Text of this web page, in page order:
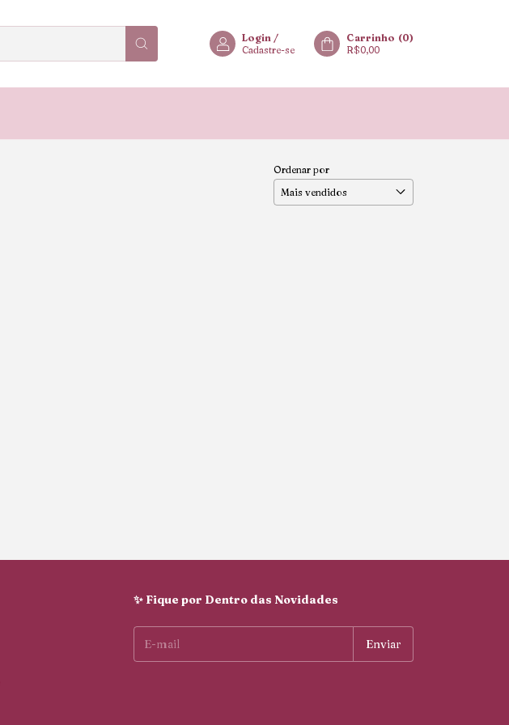
Login /
Cadastre-se
Carrinho (0)
R$0,00
Ordenar por
✨ Fique por Dentro das Novidades